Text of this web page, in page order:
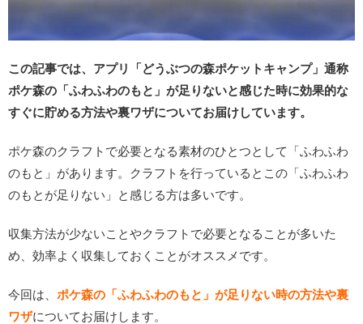
この記事では、アプリ「どうぶつの森ポケットキャンプ」通称
ポケ森の「ふわふわのもと」が足りないと感じた時に効果的な
すぐに貯める方法や裏ワザについてお届けしています。
ポケ森のクラフトで必要となる素材のひとつとして「ふわふわ
のもと」があります。クラフトを行っているとこの「ふわふわ
のもとが足りない」と感じる方は多いです。
収集方法が少ないことやクラフトで必要となることが多いた
め、効率よく収集しておくことがオススメです。
今回は、 ポケ森の「ふわふわのもと」が足りない時の方法や裏
ワザについてお届けします。